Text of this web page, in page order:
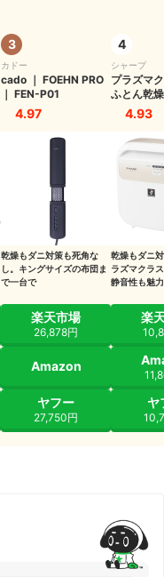
3
カドー
cado ｜ FOEHN PRO
｜ FEN-P01
4.97
乾燥もダニ対策も死角な
し。キングサイズの布団ま
で一台で
楽天市場
26,878円
Amazon
ヤフー
27,750円
4
シャープ
プラズマ
ふとん乾
CF14.93
乾燥もダニ
ラズマクラ
静音性も魅力
楽
ヤ